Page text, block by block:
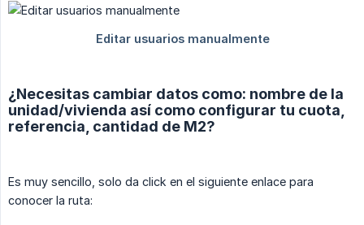
¿Necesitas cambiar datos como: nombre de la
unidad/vivienda así como configurar tu cuota,
referencia, cantidad de M2?
Es muy sencillo, solo da click en el siguiente enlace para
conocer la ruta: